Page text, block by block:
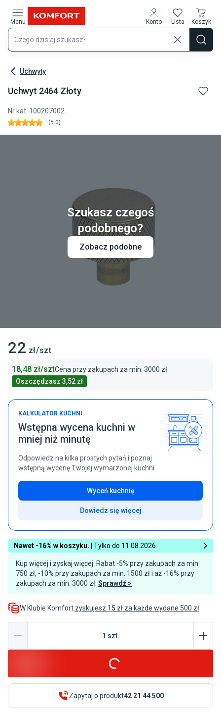
Menu Konto Lista Koszyk
Uchwyty
Uchwyt 2464 Złoty
Nr kat. 100207002
(5.0)
Szukasz czegoś
podobnego?
Zobacz podobne
22 zł/szt
18,48 zł/sztCena przy zakupach za min. 3000 zł
Oszczędzasz 3,52 zł
KALKULATOR KUCHNI
Wstępna wycena kuchni w
mniej niż minutę
Odpowiedz na kilka prostych pytań i poznaj
wstępną wycenę Twojej wymarzonej kuchni.
Wyceń kuchnię
Dowiedz się więcej
Nawet -16% w koszyku. | Tylko do 11.08.2026
Kup więcej i zyskaj więcej. Rabat -5% przy zakupach za min.
750 zł, -10% przy zakupach za min. 1500 zł i aż -16% przy
zakupach za min. 3000 zł. Sprawdź >
W Klubie Komfort zyskujesz 15 zł za każde wydane 500 zł
1 szt.
Zapytaj o produkt42 21 44 500